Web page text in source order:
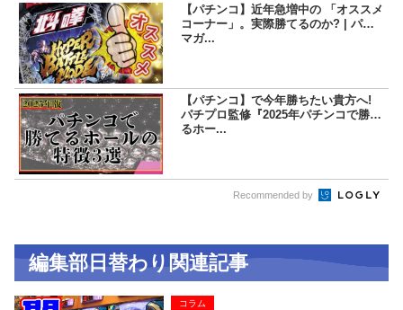
【パチンコ】近年急増中の 「オススメ
コーナー」。実際勝てるのか? | パチ
マガ...
【パチンコ】で今年勝ちたい貴方へ!
パチプロ監修『2025年パチンコで勝て
るホー...
Recommended by
編集部日替わり関連記事
コラム